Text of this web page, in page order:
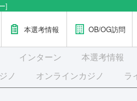
]
本選考情報 OB/OG訪問
インターン 本選考情報
ノ
オンラインカジノ ラ